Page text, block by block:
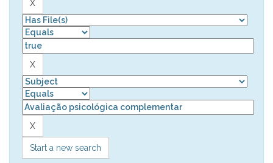
Start a new search